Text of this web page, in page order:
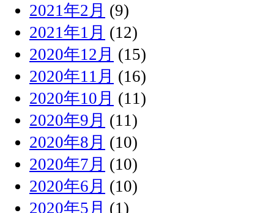
2021年2月 (9)
2021年1月 (12)
2020年12月 (15)
2020年11月 (16)
2020年10月 (11)
2020年9月 (11)
2020年8月 (10)
2020年7月 (10)
2020年6月 (10)
2020年5月 (1)